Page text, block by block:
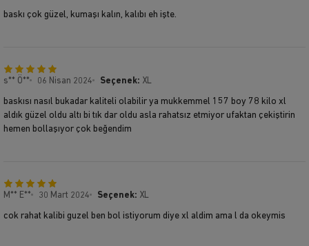
baskı çok güzel, kumaşı kalın, kalıbı eh işte.
s** Ö** 06 Nisan 2024 Seçenek: XL
baskısı nasıl bukadar kaliteli olabilir ya mukkemmel 157 boy 78 kilo xl
aldık güzel oldu altı bi tık dar oldu asla rahatsız etmiyor ufaktan çekiştirin
hemen bollaşıyor çok beğendim
M** E** 30 Mart 2024 Seçenek: XL
cok rahat kalibi guzel ben bol istiyorum diye xl aldim ama l da okeymis